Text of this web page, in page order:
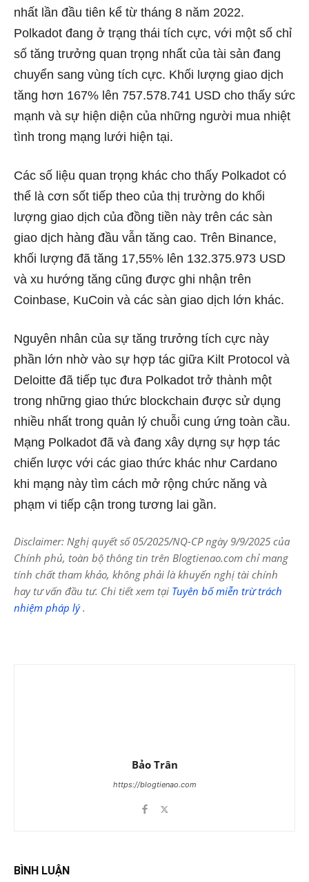
nhất lần đầu tiên kể từ tháng 8 năm 2022.
Polkadot đang ở trạng thái tích cực, với một số chỉ
số tăng trưởng quan trọng nhất của tài sản đang
chuyển sang vùng tích cực. Khối lượng giao dịch
tăng hơn 167% lên 757.578.741 USD cho thấy sức
mạnh và sự hiện diện của những người mua nhiệt
tình trong mạng lưới hiện tại.
Các số liệu quan trọng khác cho thấy Polkadot có
thể là cơn sốt tiếp theo của thị trường do khối
lượng giao dịch của đồng tiền này trên các sàn
giao dịch hàng đầu vẫn tăng cao. Trên Binance,
khối lượng đã tăng 17,55% lên 132.375.973 USD
và xu hướng tăng cũng được ghi nhận trên
Coinbase, KuCoin và các sàn giao dịch lớn khác.
Nguyên nhân của sự tăng trưởng tích cực này
phần lớn nhờ vào sự hợp tác giữa Kilt Protocol và
Deloitte đã tiếp tục đưa Polkadot trở thành một
trong những giao thức blockchain được sử dụng
nhiều nhất trong quản lý chuỗi cung ứng toàn cầu.
Mạng Polkadot đã và đang xây dựng sự hợp tác
chiến lược với các giao thức khác như Cardano
khi mạng này tìm cách mở rộng chức năng và
phạm vi tiếp cận trong tương lai gần.
Disclaimer: Nghị quyết số 05/2025/NQ-CP ngày 9/9/2025 của
Chính phủ, toàn bộ thông tin trên Blogtienao.com chỉ mang
tính chất tham khảo, không phải là khuyến nghị tài chính
hay tư vấn đầu tư. Chi tiết xem tại Tuyên bố miễn trừ trách
nhiệm pháp lý.
Bảo Trân
https://blogtienao.com
BÌNH LUẬN